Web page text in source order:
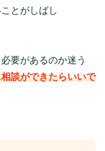
とがしばし
要があるのか迷う
談ができたらいいで